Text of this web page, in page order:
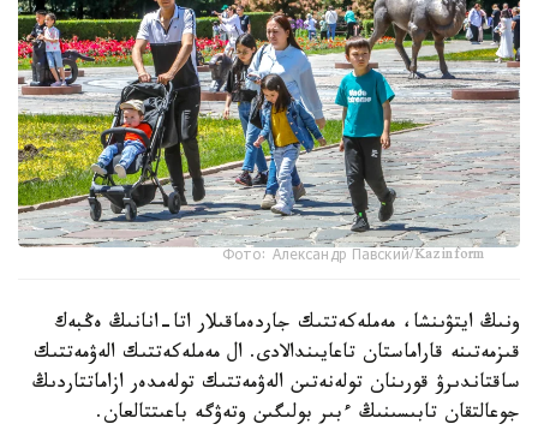
Фото: Александр Павский/Kazinform
ونىڭ ايتۋىنشا، مەملەكەتتىك جاردەماقىلار اتا-انانىڭ ەڭبەك
قىزمەتىنە قاراماستان تاعايىندالادى. ال مەملەكەتتىك الەۋمەتتىك
ساقتاندىرۋ قورىنان تولەنەتىن الەۋمەتتىك تولەمدەر ازاماتتاردىڭ
جوعالتقان تابىسىنىڭ ءبىر بولىگىن وتەۋگە باعىتتالعان.